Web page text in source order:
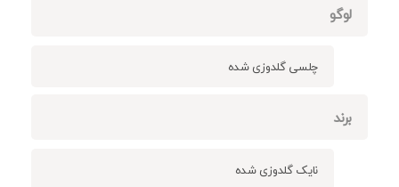
لوگو
چلسی گلدوزی شده
برند
نایک گلدوزی شده